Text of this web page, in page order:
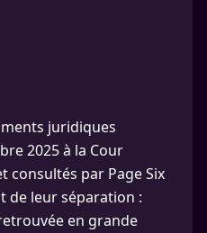
juridiques
2025 à la Cour
consultés par Page Six
de leur séparation :
en grande